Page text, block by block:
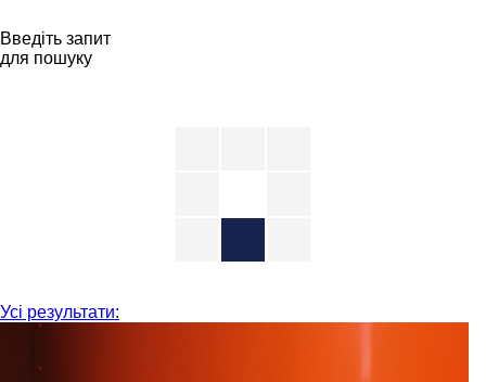
Введіть запит
для пошуку
Усі результати: